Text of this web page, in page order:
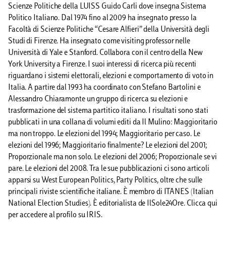
Scienze Politiche della LUISS Guido Carli dove insegna Sistema
Politico Italiano. Dal 1974 fino al 2009 ha insegnato presso la
Facoltà di Scienze Politiche “Cesare Alfieri” della Università degli
Studi di Firenze. Ha insegnato come visiting professor nelle
Università di Yale e Stanford. Collabora con il centro della New
York University a Firenze. I suoi interessi di ricerca più recenti
riguardano i sistemi elettorali, elezioni e comportamento di voto in
Italia. A partire dal 1993 ha coordinato con Stefano Bartolini e
Alessandro Chiaramonte un gruppo di ricerca su elezioni e
trasformazione del sistema partitico italiano. I risultati sono stati
pubblicati in una collana di volumi editi da Il Mulino: Maggioritario
ma non troppo. Le elezioni del 1994; Maggioritario per caso. Le
elezioni del 1996; Maggioritario finalmente? Le elezioni del 2001;
Proporzionale ma non solo. Le elezioni del 2006; Proporzionale se vi
pare. Le elezioni del 2008. Tra le sue pubblicazioni ci sono articoli
apparsi su West European Politics, Party Politics, oltre che sulle
principali riviste scientifiche italiane. È membro di ITANES (Italian
National Election Studies). È editorialista de IlSole24Ore. Clicca qui
per accedere al profilo su IRIS.